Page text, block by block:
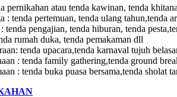
pernikahan atau tenda kawinan, tenda
: tenda pertemuan, tenda ulang tahun,tenda
tenda pengajian, tenda hiburan, tenda
rumah duka, tenda pemakaman dll
tenda upacara,tenda karnaval tujuh
: tenda family gathering,tenda ground
: tenda buka puasa bersama,tenda sholat